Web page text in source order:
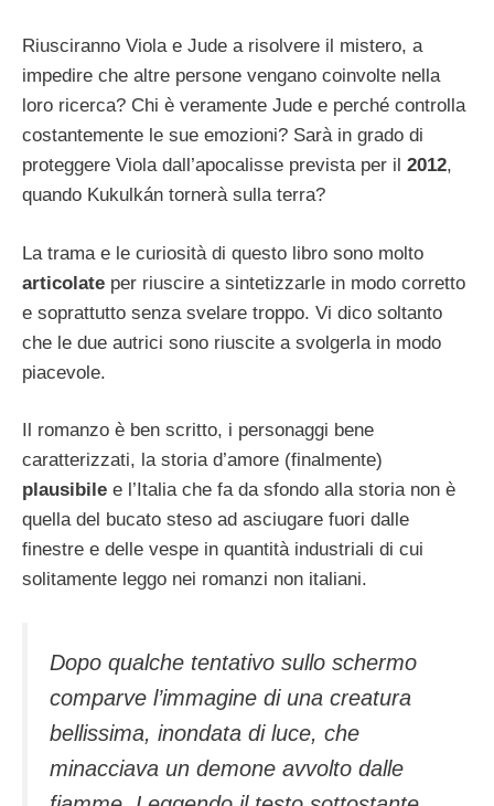
Riusciranno Viola e Jude a risolvere il mistero, a
impedire che altre persone vengano coinvolte nella
loro ricerca? Chi è veramente Jude e perché controlla
costantemente le sue emozioni? Sarà in grado di
proteggere Viola dall’apocalisse prevista per il 2012,
quando Kukulkán tornerà sulla terra?
La trama e le curiosità di questo libro sono molto
articolate per riuscire a sintetizzarle in modo corretto
e soprattutto senza svelare troppo. Vi dico soltanto
che le due autrici sono riuscite a svolgerla in modo
piacevole.
Il romanzo è ben scritto, i personaggi bene
caratterizzati, la storia d’amore (finalmente)
plausibile e l’Italia che fa da sfondo alla storia non è
quella del bucato steso ad asciugare fuori dalle
finestre e delle vespe in quantità industriali di cui
solitamente leggo nei romanzi non italiani.
Dopo qualche tentativo sullo schermo
comparve l’immagine di una creatura
bellissima, inondata di luce, che
minacciava un demone avvolto dalle